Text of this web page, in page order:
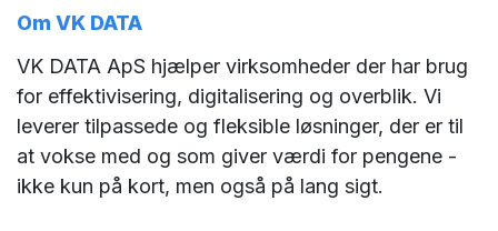
Om VK DATA
VK DATA ApS hjælper virksomheder der har brug
for effektivisering, digitalisering og overblik. Vi
leverer tilpassede og fleksible løsninger, der er til
at vokse med og som giver værdi for pengene -
ikke kun på kort, men også på lang sigt.